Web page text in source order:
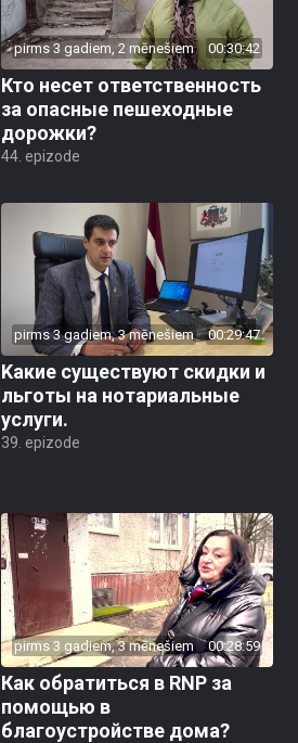
pirms 3 gadiem, 2 mēnešiem 00:30:42
Кто несет ответственность
за опасные пешеходные
дорожки?
44. epizode
pirms 3 gadiem, 3 mēnešiem 00:29:47
Kакие существуют скидки и
льготы на нотариальные
услуги.
39. epizode
pirms 3 gadiem, 3 mēnešiem 00:28:59
Как обратиться в RNP за
помощью в
благоустройстве дома?